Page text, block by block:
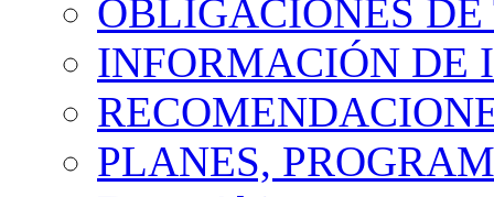
OBLIGACIONES
INFORMACIÓN DE
PLANES,